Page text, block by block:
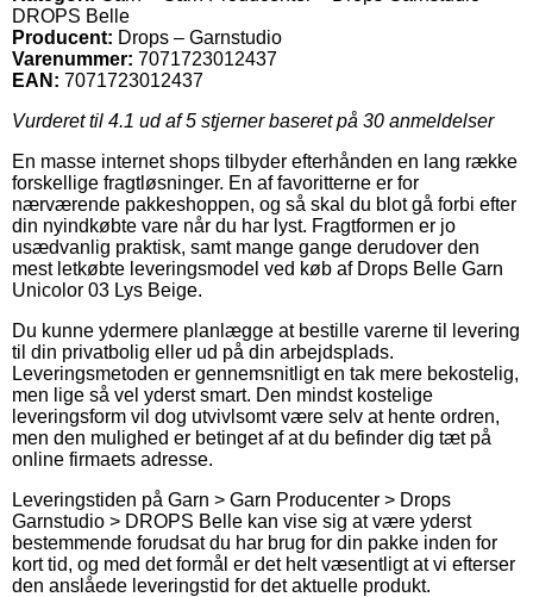
DROPS Belle
Producent: Drops – Garnstudio
Varenummer: 7071723012437
EAN: 7071723012437
Vurderet til 4.1 ud af 5 stjerner baseret på 30 anmeldelser
En masse internet shops tilbyder efterhånden en lang række
forskellige fragtløsninger. En af favoritterne er for
nærværende pakkeshoppen, og så skal du blot gå forbi efter
din nyindkøbte vare når du har lyst. Fragtformen er jo
usædvanlig praktisk, samt mange gange derudover den
mest letkøbte leveringsmodel ved køb af Drops Belle Garn
Unicolor 03 Lys Beige.
Du kunne ydermere planlægge at bestille varerne til levering
til din privatbolig eller ud på din arbejdsplads.
Leveringsmetoden er gennemsnitligt en tak mere bekostelig,
men lige så vel yderst smart. Den mindst kostelige
leveringsform vil dog utvivlsomt være selv at hente ordren,
men den mulighed er betinget af at du befinder dig tæt på
online firmaets adresse.
Leveringstiden på Garn > Garn Producenter > Drops
Garnstudio > DROPS Belle kan vise sig at være yderst
bestemmende forudsat du har brug for din pakke inden for
kort tid, og med det formål er det helt væsentligt at vi efterser
den anslåede leveringstid for det aktuelle produkt.